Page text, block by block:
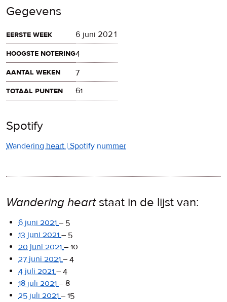
Gegevens
eerste week
6 juni 2021
hoogste notering4
aantal weken
7
totaal punten
61
Spotify
Wandering heart | Spotify nummer
Wandering heartstaat in de lijst van:
6 juni 2021 – 5
13 juni 2021 – 5
20 juni 2021 – 10
27 juni 2021 – 4
4 juli 2021 – 4
18 juli 2021 – 8
25 juli 2021 – 15